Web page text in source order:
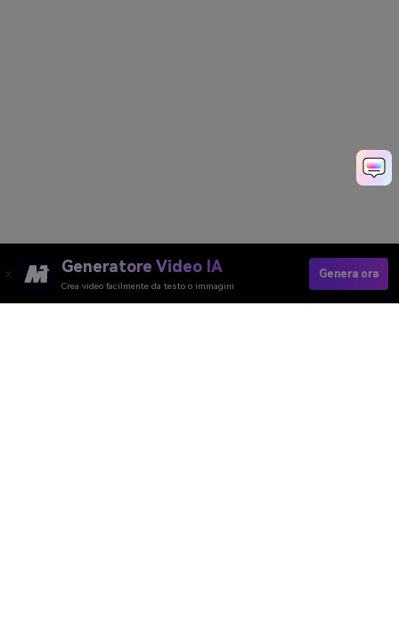
Generatore Video IA
Crea video facilmente da testo o immagini
Genera ora